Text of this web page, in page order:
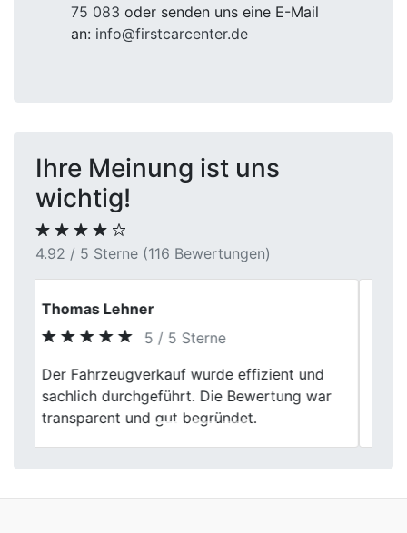
75 083 oder senden uns eine E-Mail
an: info@firstcarcenter.de
Ihre Meinung ist uns
wichtig!
4.92 / 5 Sterne (116 Bewertungen)
Roberto
5 / 5 Sterne
Hat super geklappt, meinen alten Wagen
bei First Car Center loszuwerden. Die
Abwicklung war unkompliziert und fair.
Previous